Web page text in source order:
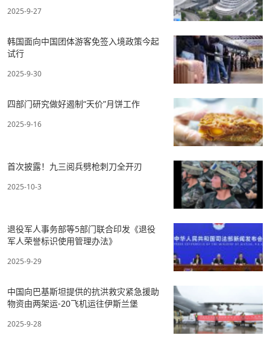
2025-9-27
韩国面向中国团体游客免签入境政策今起
试行
2025-9-30
四部门研究做好遏制“天价”月饼工作
2025-9-16
首次披露！九三阅兵劈枪刺刀全开刃
2025-10-3
退役军人事务部等5部门联合印发《退役
军人荣誉标识使用管理办法》
2025-9-29
中国向巴基斯坦提供的抗洪救灾紧急援助
物资由两架运-20飞机运往伊斯兰堡
2025-9-28